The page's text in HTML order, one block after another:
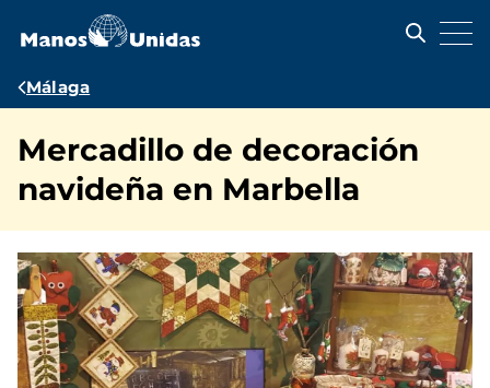
contenido
Ruta
navegación
Málaga
Mercadillo de decoración
navideña en Marbella